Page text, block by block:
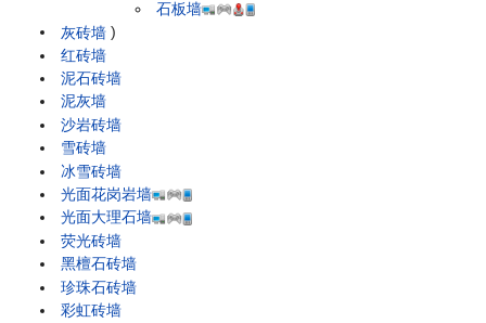
灰砖墙
石板墙
)
红砖墙
泥石砖墙
泥灰墙
沙岩砖墙
雪砖墙
冰雪砖墙
光面花岗岩墙
光面大理石墙
荧光砖墙
黑檀石砖墙
珍珠石砖墙
彩虹砖墙